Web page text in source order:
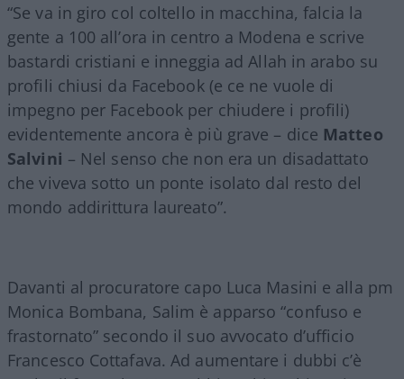
“Se va in giro col coltello in macchina, falcia la
gente a 100 all’ora in centro a Modena e scrive
bastardi cristiani e inneggia ad Allah in arabo su
profili chiusi da Facebook (e ce ne vuole di
impegno per Facebook per chiudere i profili)
evidentemente ancora è più grave – dice Matteo
Salvini – Nel senso che non era un disadattato
che viveva sotto un ponte isolato dal resto del
mondo addirittura laureato”.
Davanti al procuratore capo Luca Masini e alla pm
Monica Bombana, Salim è apparso “confuso e
frastornato” secondo il suo avvocato d’ufficio
Francesco Cottafava. Ad aumentare i dubbi c’è